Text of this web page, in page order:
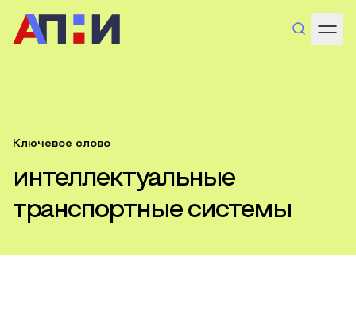
Ключевое слово
интеллектуальные
транспортные системы